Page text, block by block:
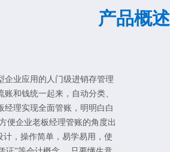
产品概述
企业应用的人门级进销存管理
和钱统一起来，自动分类、
经理实现全面管账，明明白白
便企业老板经理管账的角度出
计，操作简单，易学易用，使